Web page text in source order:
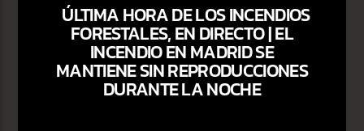
ÚLTIMA HORA DE LOS INCENDIOS
FORESTALES, EN DIRECTO | EL
INCENDIO EN MADRID SE
MANTIENE SIN REPRODUCCIONES
DURANTE LA NOCHE